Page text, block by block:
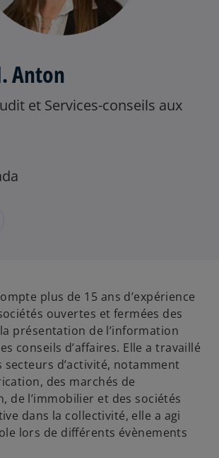
Anton
et Services-conseils aux
plus de 15 ans d’expérience
ouvertes et fermées des
présentation de l’information
conseils d’affaires. Elle a travaillé
secteurs d’activité, notamment
des marchés de
de l’immobilier et des sociétés
dans la collectivité, elle a agi
lors de différents évènements